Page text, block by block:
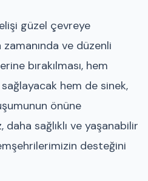
güzel çevreye
zamanında ve düzenli
bırakılması, hem
hem de sinek,
önüne
sağlıklı ve yaşanabilir
desteğini